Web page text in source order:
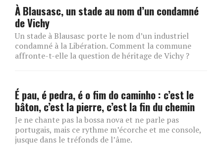
À Blausasc, un stade au nom d’un condamné
de Vichy
Un stade à Blausasc porte le nom d’un industriel
condamné à la Libération. Comment la commune
affronte-t-elle la question de héritage de Vichy ?
É pau, é pedra, é o fim do caminho : c’est le
bâton, c’est la pierre, c’est la fin du chemin
Je ne chante pas la bossa nova et ne parle pas
portugais, mais ce rythme m’écorche et me console,
jusque dans le tréfonds de l’âme.